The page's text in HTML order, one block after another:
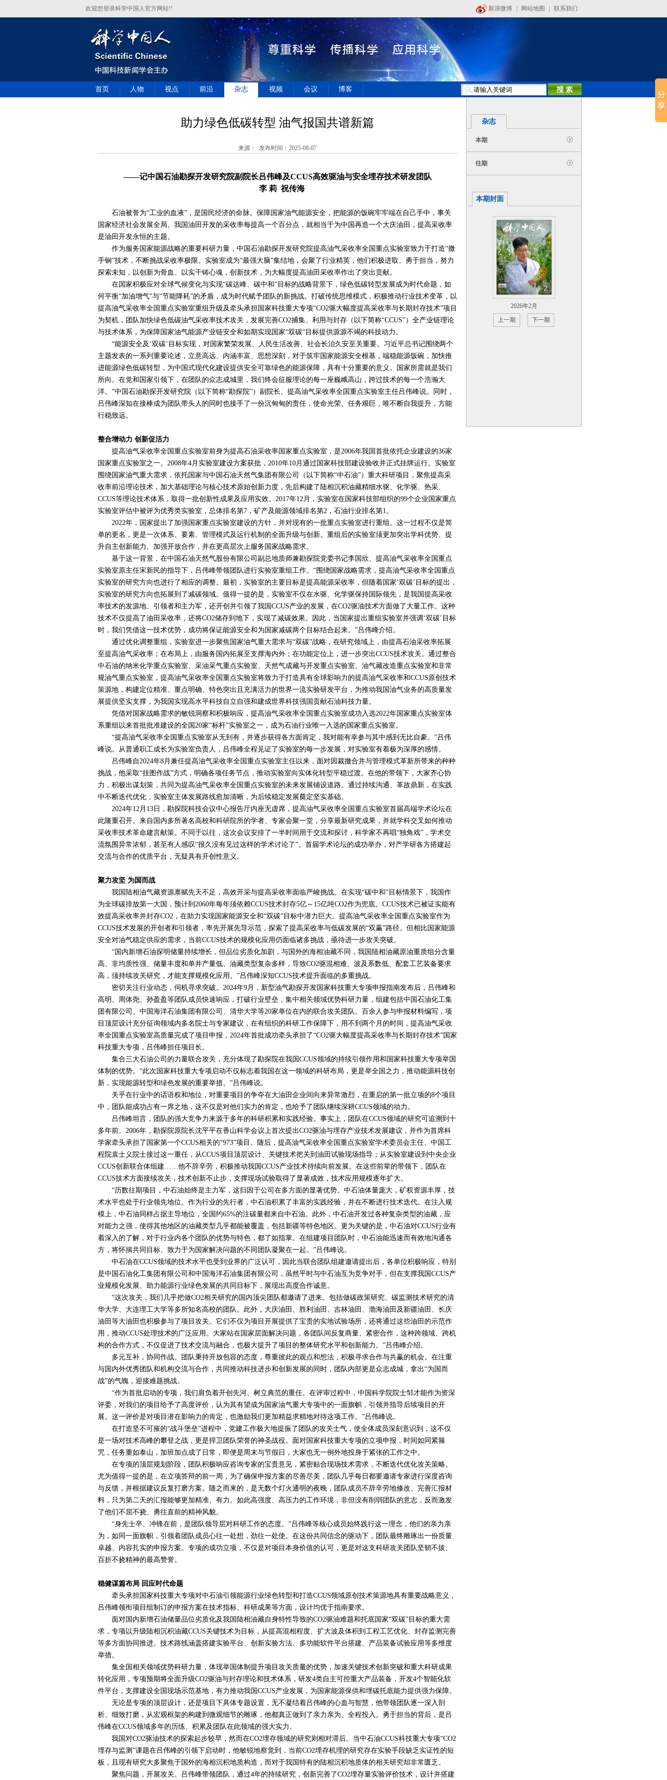
欢迎您登录科学中国人官方网站!! 新浪微博 网站地图 联系我们
首页 人物 视点 前沿 杂志 视频 会议 博客
助力绿色低碳转型 油气报国共谱新篇
来源： 发布时间：2025-08-07
——记中国石油勘探开发研究院副院长吕伟峰及CCUS高效驱油与安全埋存技术研发团队
李 莉 祝传海
石油被誉为“工业的血液”，是国民经济的命脉。保障国家油气能源安全，把能源的饭碗牢牢端在自己手中，事关
国家经济社会发展全局。我国油田开发的采收率每提高一个百分点，就相当于为中国再造一个大庆油田，提高采收率
是油田开发永恒的主题。
作为服务国家能源战略的重要科研力量，中国石油勘探开发研究院提高油气采收率全国重点实验室致力于打造“撒
手锏”技术，不断挑战采收率极限。实验室成为“最强大脑”集结地，会聚了行业精英，他们积极进取、勇于担当，努力
探索未知，以创新为骨血、以实干铸心魂，创新技术，为大幅度提高油田采收率作出了突出贡献。
在国家积极应对全球气候变化与实现“碳达峰、碳中和”目标的战略背景下，绿色低碳转型发展成为时代命题，如
何平衡“加油增气”与“节能降耗”的矛盾，成为时代赋予团队的新挑战。打破传统思维模式，积极推动行业技术变革，以
提高油气采收率全国重点实验室重组升级及牵头承担国家科技重大专项“CO2驱大幅度提高采收率与长期封存技术”项目
为契机，团队加快绿色低碳油气采收率技术攻关，发展完善CO2捕集、利用与封存（以下简称“CCUS”）全产业链理论
与技术体系，为保障国家油气能源产业链安全和如期实现国家“双碳”目标提供源源不竭的科技动力。
“能源安全及‘双碳’目标实现，对国家繁荣发展、人民生活改善、社会长治久安至关重要。习近平总书记围绕两个
主题发表的一系列重要论述，立意高远、内涵丰富、思想深刻，对于筑牢国家能源安全根基，端稳能源饭碗，加快推
进能源绿色低碳转型，为中国式现代化建设提供安全可靠绿色的能源保障，具有十分重要的意义。国家所需就是我们
所向。在党和国家引领下，在团队的众志成城里，我们终会征服理论的每一座巍峨高山，跨过技术的每一个浩瀚大
洋。”中国石油勘探开发研究院（以下简称“勘探院”）副院长、提高油气采收率全国重点实验室主任吕伟峰说。同时，
吕伟峰深知在接棒成为团队带头人的同时也接手了一份沉甸甸的责任，使命光荣、任务艰巨，唯不断自我提升，方能
行稳致远。
整合增动力 创新促活力
提高油气采收率全国重点实验室前身为提高石油采收率国家重点实验室，是2006年我国首批依托企业建设的36家
国家重点实验室之一。 2008年4月实验室建设方案获批， 2010年10月通过国家科技部建设验收并正式挂牌运行。实验室
围绕国家油气重大需求，依托国家与中国石油天然气集团有限公司（以下简称“中石油”）重大科研项目，聚焦提高采
收率前沿理论技术，加大基础理论与核心技术原始创新力度，先后构建了陆相沉积油藏精细水驱、化学驱、热采、
CCUS等理论技术体系，取得一批创新性成果及应用实效。 2017年12月，实验室在国家科技部组织的99个企业国家重点
实验室评估中被评为优秀类实验室，总体排名第7 ，矿产及能源领域排名第2 ，石油行业排名第1。
2022年，国家提出了加强国家重点实验室建设的方针，并对现有的一批重点实验室进行重组。这一过程不仅是简
单的更名，更是一次体系、要素、管理模式及运行机制的全面升级与创新。重组后的实验室须更加突出学科优势、提
升自主创新能力、加强开放合作，并在更高层次上服务国家战略需求。
基于这一背景，在中国石油天然气股份有限公司副总地质师兼勘探院党委书记李国欣、提高油气采收率全国重点
实验室原主任宋新民的指导下，吕伟峰带领团队进行实验室重组工作。“围绕国家战略需求，提高油气采收率全国重点
实验室的研究方向也进行了相应的调整。最初，实验室的主要目标是提高能源采收率，但随着国家‘双碳’目标的提出，
实验室的研究方向也拓展到了减碳领域。值得一提的是，实验室不仅在水驱、化学驱保持国际领先，是我国提高采收
率技术的发源地、引领者和主力军，还开创并引领了我国 CCUS产业的发展，在CO2驱油技术方面做了大量工作。这种
技术不仅提高了油田采收率，还将CO2储存到地下，实现了减碳效果。因此，当国家提出重组实验室并强调‘双碳’目标
时，我们凭借这一技术优势，成功将保证能源安全和为国家减碳两个目标结合起来。”吕伟峰介绍。
通过优化调整重组，实验室进一步聚焦国家油气重大需求与“双碳”战略，在研究领域上，由提高石油采收率拓展
至提高油气采收率；在布局上，由服务国内拓展至支撑海内外；在功能定位上，进一步突出CCUS技术攻关。通过整合
中石油的纳米化学重点实验室、采油采气重点实验室、天然气成藏与开发重点实验室、油气藏改造重点实验室和非常
规油气重点实验室，提高油气采收率全国重点实验室将致力于打造具有全球影响力的提高油气采收率和CCUS原创技术
策源地，构建定位精准、重点明确、特色突出且充满活力的世界一流实验研发平台，为推动我国油气业务的高质量发
展提供坚实支撑，为我国实现高水平科技自立自强和建成世界科技强国贡献石油科技力量。
凭借对国家战略需求的敏锐洞察和积极响应，提高油气采收率全国重点实验室成功入选2022年国家重点实验室体
系重组以来首批批准建设的全国 20家“标杆”实验室之一，成为石油行业唯一入选的国家重点实验室。
“提高油气采收率全国重点实验室从无到有，并逐步获得各方面肯定，我对能有幸参与其中感到无比自豪。”吕伟
峰说。从普通职工成长为实验室负责人，吕伟峰全程见证了实验室的每一步发展，对实验室有着极为深厚的感情。
吕伟峰自2024年8月兼任提高油气采收率全国重点实验室主任以来，面对因裁撤合并与管理模式革新所带来的种种
挑战，他采取“挂图作战”方式，明确各项任务节点，推动实验室向实体化转型平稳过渡。在他的带领下，大家齐心协
力，积极出谋划策，共同为提高油气采收率全国重点实验室的未来发展铺设道路。通过持续沟通、革故鼎新，在实践
中不断迭代优化，实验室主体发展路线愈加清晰，为后续稳定发展奠定坚实基础。
2024年12月 13 日，勘探院科技会议中心报告厅内座无虚席，提高油气采收率全国重点实验室首届高端学术论坛在
此隆重召开。来自国内多所著名高校和科研院所的学者、专家会聚一堂，分享最新研究成果，并就学科交叉如何推动
采收率技术革命建言献策。不同于以往，这次会议安排了一半时间用于交流和探讨，科学家不再唱“独角戏”，学术交
流氛围异常浓郁，甚至有人感叹“很久没有见过这样的学术讨论了”。首届学术论坛的成功举办，对产学研各方搭建起
交流与合作的优质平台，无疑具有开创性意义。
聚力攻坚 为国而战
我国陆相油气藏资源禀赋先天不足，高效开采与提高采收率面临严峻挑战。在实现“碳中和”目标情景下，我国作
为全球碳排放第一大国，预计到 2060年每年须依赖CCUS技术封存5亿～ 15亿吨CO2作为兜底。 CCUS技术已被证实能有
效提高采收率并封存CO2 ，在助力实现国家能源安全和“双碳”目标中潜力巨大。提高油气采收率全国重点实验室作为
CCUS技术发展的开创者和引领者，率先开展先导示范，探索了提高采收率与低碳发展的“双赢”路径。但相比国家能源
安全对油气稳定供应的需求，当前CCUS技术的规模化应用仍面临诸多挑战，亟待进一步攻关突破。
“国内新增石油探明储量持续增长，但品位劣质化加剧，与国外的海相油藏不同，我国陆相油藏原油重质组分含量
高、非均质性强、储量丰度和单井产量低、油藏类型复杂多样，导致CO2驱混相难、波及系数低、配套工艺装备要求
高，须持续攻关研究，才能支撑规模化应用。”吕伟峰深知CCUS技术提升面临的多重挑战。
密切关注行业动态，伺机寻求突破。 2024年9月，新型油气勘探开发国家科技重大专项申报指南发布后，吕伟峰和
高明、周体尧、孙盈盈等团队成员快速响应，打破行业壁垒，集中相关领域优势科研力量，组建包括中国石油化工集
团有限公司、中国海洋石油集团有限公司、清华大学等20家单位在内的联合攻关团队。百余人参与申报材料编写，项
目顶层设计充分征询领域内多名院士与专家建议，在有组织的科研工作保障下，用不到两个月的时间，提高油气采收
率全国重点实验室高质量完成了项目申报， 2024年首批成功牵头承担了“CO2驱大幅度提高采收率与长期封存技术”国家
科技重大专项，吕伟峰担任项目长。
集合三大石油公司的力量联合攻关，充分体现了勘探院在我国 CCUS领域的持续引领作用和国家科技重大专项举国
体制的优势。“此次国家科技重大专项启动不仅标志着我国在这一领域的科研布局，更是举全国之力，推动能源科技创
新，实现能源转型和绿色发展的重要举措。”吕伟峰说。
关乎在行业中的话语权和地位，对重要项目的争夺在大油田企业间向来异常激烈，在重启的第一批立项的8个项目
中，团队能成功占有一席之地，这不仅是对他们实力的肯定，也给予了团队继续深耕CCUS领域的动力。
吕伟峰坦言，团队的强大竞争力来源于多年的科研积累和实践经验。事实上，团队在CCUS领域的研究可追溯到十
多年前。 2006年，勘探院原院长沈平平在香山科学会议上首次提出CO2驱油与埋存产业技术发展建议，并作为首席科
学家牵头承担了国家第一个CCUS相关的“973”项目。随后，提高油气采收率全国重点实验室学术委员会主任、中国工
程院袁士义院士接过这一重任，从CCUS项目顶层设计、关键技术把关到油田试验现场指导；从实验室建设到中央企业
CCUS创新联合体组建……他不辞辛劳，积极推动我国 CCUS产业技术持续向前发展。在这些前辈的带领下，团队在
CCUS技术方面接续攻关，技术创新不止步，支撑现场试验取得了显著成效，技术应用规模逐年扩大。
“历数往期项目，中石油始终是主力军，这归因于公司在多方面的显著优势。中石油体量庞大，矿权资源丰厚，技
术水平也处于行业领先地位。作为行业的先行者，中石油积累了丰富的实践经验，并在不断进行技术迭代。在注入规
模上，中石油同样占据主导地位，全国约65%的注碳量都来自中石油。此外，中石油开发过各种复杂类型的油藏，应
对能力之强，使得其他地区的油藏类型几乎都能被覆盖，包括新疆等特色地区。更为关键的是，中石油对CCUS行业有
着深入的了解，对于行业内各个团队的优势与特色，都了如指掌。在组建项目团队时，中石油能迅速而有效地沟通各
方，将怀揣共同目标、致力于为国家解决问题的不同团队凝聚在一起。”吕伟峰说。
中石油在CCUS领域的技术水平也受到业界的广泛认可，因此当联合团队组建邀请提出后，各单位积极响应，特别
是中国石油化工集团有限公司和中国海洋石油集团有限公司，虽然平时与中石油互为竞争对手，但在支撑我国 CCUS产
业规模化发展、助力能源行业绿色发展的共同目标下，展现出高度合作诚意。
“这次攻关，我们几乎把做CO2相关研究的国内顶尖团队都邀请了进来。包括做碳政策研究、碳监测技术研究的清
华大学、大连理工大学等多所知名高校的团队。此外，大庆油田、胜利油田、吉林油田、渤海油田及新疆油田、长庆
油田等大油田也积极参与了项目攻关。它们不仅为项目开展提供了宝贵的实地试验场所，还将通过这些油田的示范作
用，推动CCUS处理技术的广泛应用。大家站在国家层面解决问题，各团队间反复商量、紧密合作，这种跨领域、跨机
构的合作方式，不仅促进了技术交流与融合，也极大提升了项目的整体研究水平和创新能力。”吕伟峰介绍。
多元互补，协同作战。团队秉持开放包容的态度，尊重彼此的观点和想法，积极寻求合作与共赢的机会。在注重
与国内外优秀团队和机构交流与合作，共同推动科技进步和创新发展的同时，团队内部更是众志成城，拿出“为国而
战”的气魄，迎接难题挑战。
“作为首批启动的专项，我们肩负着开创先河、树立典范的重任。在评审过程中，中国科学院院士邹才能作为资深
评委，对我们的项目给予了高度评价，认为其有望成为国家油气重大专项中的一面旗帜，引领并指导后续项目的开
展。这一评价是对项目潜在影响力的肯定，也激励我们更加精益求精地对待这项工作。”吕伟峰说。
在打造坚不可摧的“战斗堡垒”进程中，党建工作极大地提振了团队的攻关士气，使全体成员深刻意识到，这不仅
是一场对技术高峰的攀登之战，更是捍卫团队荣誉的神圣战役。面对国家科技重大专项的立项申报，时间如同紧箍
咒，任务重如泰山，加班加点成了日常，即便是周末与节假日，大家也无一例外地投身于紧张的工作之中。
在专项的顶层规划阶段，团队积极响应咨询专家的宝贵意见，紧密贴合现场技术需求，不断迭代优化攻关策略。
尤为值得一提的是，在立项答辩的前一周，为了确保申报方案的尽善尽美，团队几乎每日都要邀请专家进行深度咨询
与反馈，并根据建议反复打磨方案。随之而来的，是无数个灯火通明的夜晚，团队成员不辞辛劳地修改、完善汇报材
料，只为第二天的汇报能够更加精准、有力。如此高强度、高压力的工作环境，非但没有削弱团队的意志，反而激发
了他们不屈不挠、勇往直前的精神风貌。
“身先士卒、冲锋在前，是团队领导层对科研工作的态度。”吕伟峰等核心成员始终践行这一理念，他们的亲力亲
为，如同一面旗帜，引领着团队成员心往一处想，劲往一处使。在这份共同信念的驱动下，团队最终雕琢出一份质量
卓越、内容扎实的申报方案。专项的成功立项，不仅是对项目本身价值的认可，更是对这支科研攻关团队坚韧不拔、
百折不挠精神的最高赞誉。
稳健谋篇布局 回应时代命题
牵头承担国家科技重大专项对中石油引领能源行业绿色转型和打造CCUS领域原创技术策源地具有重要战略意义，
吕伟峰领衔项目组制订的申报方案在技术指标、科研成果等方面，设计均优于指南要求。
面对国内新增石油储量品位劣质化及我国陆相油藏自身特性导致的CO2驱油难题和托底国家“双碳”目标的重大需
求，专项以升级陆相沉积油藏CCUS关键技术为目标，从提高混相程度、扩大波及体积到工程工艺优化、封存监测完善
等多方面协同推进。技术路线涵盖搭建实验平台、创新实验方法、多功能软件平台搭建、产品装备试验应用等多维度
举措。
集全国相关领域优势科研力量，体现举国体制提升项目攻关质量的优势，加速关键技术创新突破和重大科研成果
转化应用，专项预期将全面升级CO2驱油与封存理论和技术体系，研发4类自主可控重大产品装备，开发4个智能化软
件平台，支撑建设全国现场示范基地，有力推动我国 CCUS产业发展，为国家能源保供和埋碳托底能力提供强力保障。
无论是专项的顶层设计，还是项目下具体专题设置，无不凝结着吕伟峰的心血与智慧，他带领团队逐一深入剖
析、细致打磨，从宏观框架的构建到微观细节的雕琢，他都真正做到了亲力亲为、全程投入。勇于担当的背后，是吕
伟峰在CCUS领域多年的历练、积累及团队在此领域的强大实力。
我国对CO2驱油技术的探索起步较早，然而在CO2埋存领域的研究则相对滞后。当中石油CCUS科技重大专项“CO2
埋存与监测”课题在吕伟峰的引领下启动时，他敏锐地察觉到，当前CO2埋存机理的研究存在实验手段缺乏实证性的短
板，且现有研究大多聚焦于国外的海相沉积地质构造，而对于我国特有的陆相沉积地质体的相关研究却非常匮乏。
聚焦问题，开展攻关。吕伟峰带领团队，通过4年的持续研究，创新完善了CO2埋存量实验评价技术，设计并搭建
杂志
本期
往期
本期封面
2026年2月
上一期
下一期